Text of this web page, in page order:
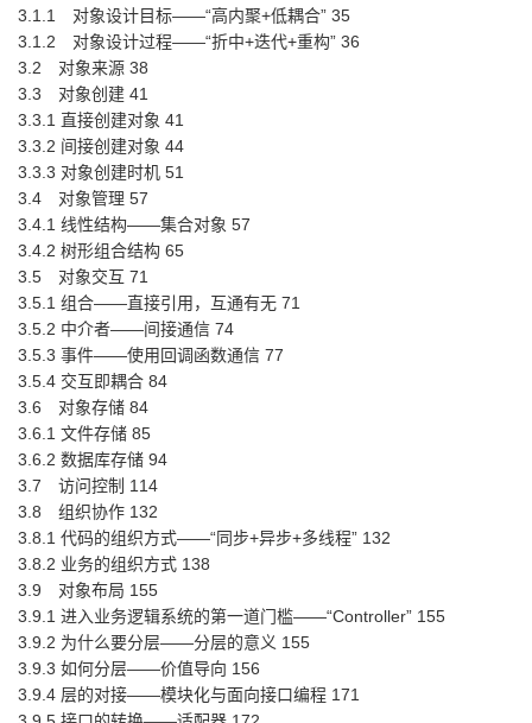
3.1.1 对象设计目标——“高内聚+低耦合” 35
3.1.2 对象设计过程——“折中+迭代+重构” 36
3.2 对象来源 38
3.3 对象创建 41
3.3.1 直接创建对象 41
3.3.2 间接创建对象 44
3.3.3 对象创建时机 51
3.4 对象管理 57
3.4.1 线性结构——集合对象 57
3.4.2 树形组合结构 65
3.5 对象交互 71
3.5.1 组合——直接引用，互通有无 71
3.5.2 中介者——间接通信 74
3.5.3 事件——使用回调函数通信 77
3.5.4 交互即耦合 84
3.6 对象存储 84
3.6.1 文件存储 85
3.6.2 数据库存储 94
3.7 访问控制 114
3.8 组织协作 132
3.8.1 代码的组织方式——“同步+异步+多线程” 132
3.8.2 业务的组织方式 138
3.9 对象布局 155
3.9.1 进入业务逻辑系统的第一道门槛——“Controller” 155
3.9.2 为什么要分层——分层的意义 155
3.9.3 如何分层——价值导向 156
3.9.4 层的对接——模块化与面向接口编程 171